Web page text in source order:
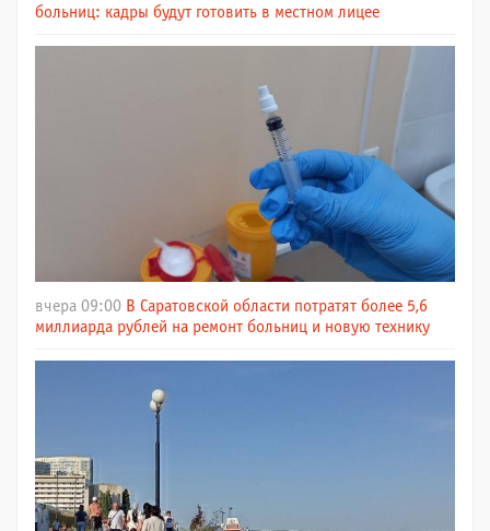
больниц: кадры будут готовить в местном лицее
вчера 09:00 В Саратовской области потратят более 5,6
миллиарда рублей на ремонт больниц и новую технику